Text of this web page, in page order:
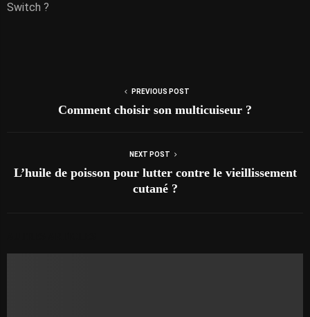
Switch ?
PREVIOUS POST
Comment choisir son multicuiseur ?
NEXT POST
L’huile de poisson pour lutter contre le vieillissement
cutané ?